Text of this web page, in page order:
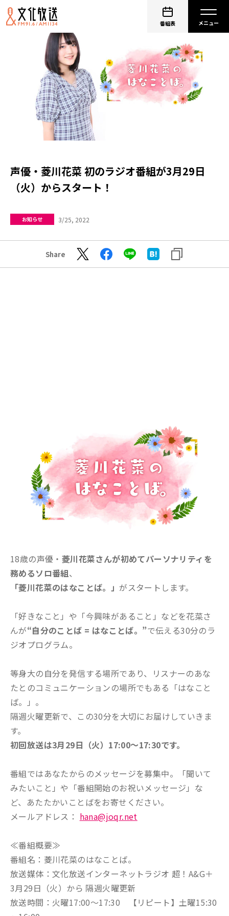
番組表
声優・菱川花菜 初のラジオ番組が3月29日
（火）からスタート！
お知らせ 3/25, 2022
Share
18歳の声優・ 菱川花菜さんが初めてパーソナリティを
務めるソロ番組、
「菱川花菜のはなことば。」がスタートします。
「好きなこと」や「今興味があること」などを花菜さ
んが“自分のことば = はなことば。”で伝える30分のラ
ジオプログラム。
等身大の自分を発信する場所であり、リスナーのあな
たとのコミュニケーションの場所でもある「はなこと
ば。」。
隔週火曜更新で、この30分を大切にお届けしていきま
す。
初回放送は3月29日（火）17:00～17:30です。
番組ではあなたからのメッセージを募集中。「聞いて
みたいこと」や「番組開始のお祝いメッセージ」な
ど、あたたかいことばをお寄せください。
メールアドレス： hana@joqr.net
≪番組概要≫
番組名：菱川花菜のはなことば。
放送媒体：文化放送インターネットラジオ 超！A&G＋
3月29日（火）から 隔週火曜更新
放送時間：火曜17:00～17:30 【リピート】土曜15:30